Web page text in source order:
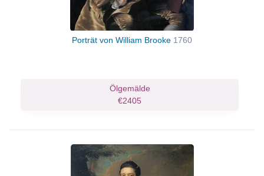
Porträt von William Brooke 1760
Ölgemälde
€2405